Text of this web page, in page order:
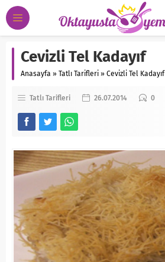
Cevizli Tel Kadayıf
Anasayfa » Tatlı Tarifleri » Cevizli Tel Kadayıf
Tatlı Tarifleri 26.07.2014 0